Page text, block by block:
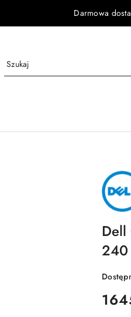
Darmowa
NAZWA
DELL
Dell
240